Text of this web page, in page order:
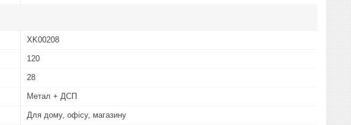
XK00208
120
28
Метал + ДСП
Для дому, офісу, магазину